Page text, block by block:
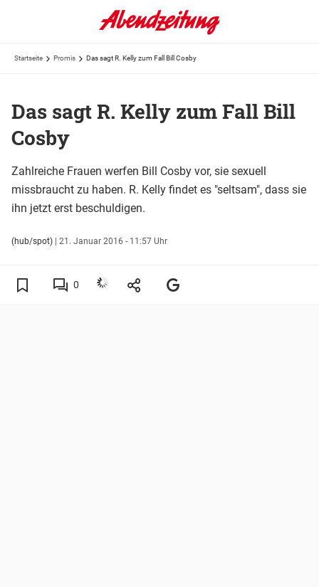
Startseite Promis Das sagt R. Kelly zum Fall Bill Cosby
Das sagt R. Kelly zum Fall Bill
Cosby
Zahlreiche Frauen werfen Bill Cosby vor, sie sexuell
missbraucht zu haben. R. Kelly findet es "seltsam", dass sie
ihn jetzt erst beschuldigen.
(hub/spot) | 21. Januar 2016 - 11:57 Uhr
0